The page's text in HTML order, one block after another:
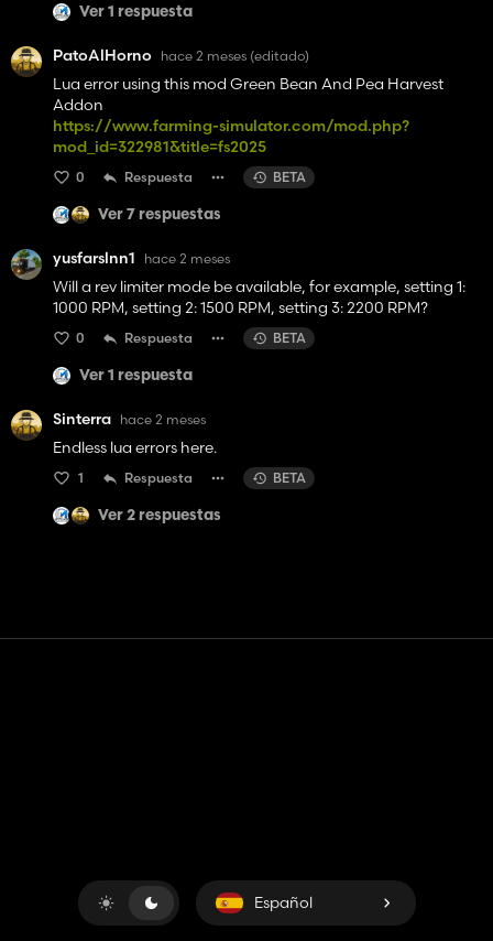
Ver 1 respuesta
PatoAlHorno hace 2 meses (editado)
Lua error using this mod Green Bean And Pea Harvest
Addon
https://www.farming-simulator.com/mod.php?
mod_id=322981&title=fs2025
0 Respuesta BETA
Ver 7 respuestas
yusfarslnn1 hace 2 meses
Will a rev limiter mode be available, for example, setting 1:
1000 RPM, setting 2: 1500 RPM, setting 3: 2200 RPM?
0 Respuesta BETA
Ver 1 respuesta
Sinterra hace 2 meses
Endless lua errors here.
1 Respuesta BETA
Ver 2 respuestas
Español